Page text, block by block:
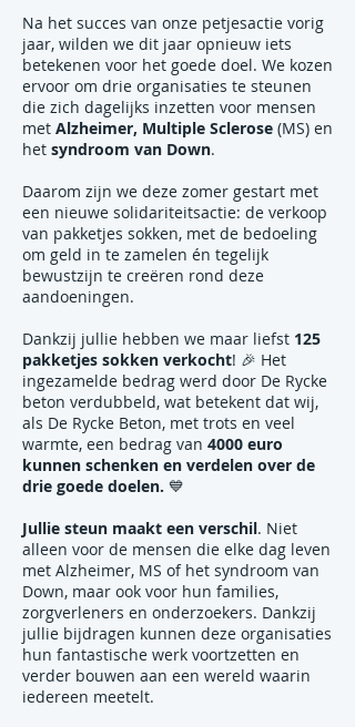
Na het succes van onze petjesactie vorig
jaar, wilden we dit jaar opnieuw iets
betekenen voor het goede doel. We kozen
ervoor om drie organisaties te steunen
die zich dagelijks inzetten voor mensen
met Alzheimer, Multiple Sclerose (MS) en
het syndroom van Down.
Daarom zijn we deze zomer gestart met
een nieuwe solidariteitsactie: de verkoop
van pakketjes sokken, met de bedoeling
om geld in te zamelen én tegelijk
bewustzijn te creëren rond deze
aandoeningen.
Dankzij jullie hebben we maar liefst 125
pakketjes sokken verkocht! 🎉 Het
ingezamelde bedrag werd door De Rycke
beton verdubbeld, wat betekent dat wij,
als De Rycke Beton, met trots en veel
warmte, een bedrag van 4000 euro
kunnen schenken en verdelen over de
drie goede doelen. 💙
Jullie steun maakt een verschil. Niet
alleen voor de mensen die elke dag leven
met Alzheimer, MS of het syndroom van
Down, maar ook voor hun families,
zorgverleners en onderzoekers. Dankzij
jullie bijdragen kunnen deze organisaties
hun fantastische werk voortzetten en
verder bouwen aan een wereld waarin
iedereen meetelt.